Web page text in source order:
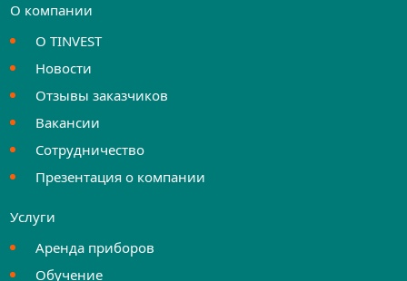
О компании
О TINVEST
Новости
Отзывы заказчиков
Вакансии
Сотрудничество
Презентация о компании
Услуги
Аренда приборов
Обучение